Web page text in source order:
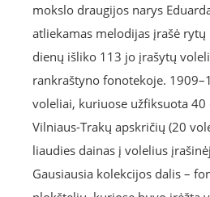
mokslo draugijos narys
atliekamas melodijas įrašė
dienų išliko 113 jo įrašytų
rankraštyno fonotekoje.
voleliai, kuriuose užfiksuota 40
Vilniaus-Trakų apskričių (20
liaudies dainas į volelius
Gausiausia kolekcijos dalis –